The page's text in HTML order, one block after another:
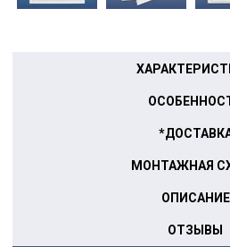
МОНТАЖНАЯ
ОПИСАНИЕ
ОТЗЫВЫ